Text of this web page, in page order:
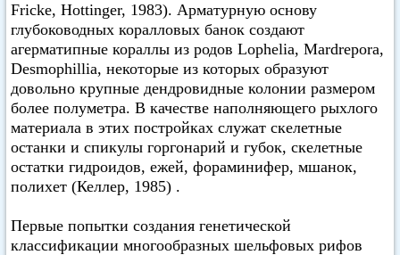
Fricke, Hottinger, 1983). Арматурную основу
глубоководных коралловых банок создают
агерматипные кораллы из родов Lophelia, Mardrepora,
Desmophillia, некоторые из которых образуют
довольно крупные дендровидные колонии размером
более полуметра. В качестве наполняющего рыхлого
материала в этих постройках служат скелетные
останки и спикулы горгонарий и губок, скелетные
остатки гидроидов, ежей, фораминифер, мшанок,
полихет (Келлер, 1985) .
Первые попытки создания генетической
классификации многообразных шельфовых рифов